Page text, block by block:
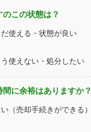
のこの状態は？
だ使える・状態が良い
う使えない・処分したい
間に余裕はありますか？
（売却手続きができる）